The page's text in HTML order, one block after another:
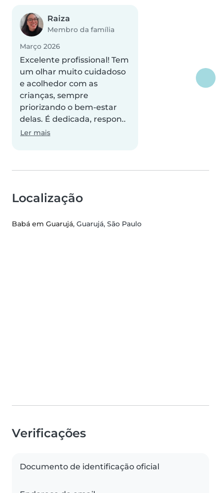
Raiza
Membro da família
Março 2026
Excelente profissional! Tem
um olhar muito cuidadoso
e acolhedor com as
crianças, sempre
priorizando o bem-estar
delas. É dedicada, respon..
Ler mais
Localização
Babá em Guarujá, Guarujá, São Paulo
Verificações
Documento de identificação oficial